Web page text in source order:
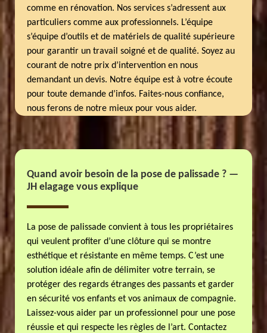
comme en rénovation. Nos services s’adressent aux
particuliers comme aux professionnels. L’équipe
s’équipe d’outils et de matériels de qualité supérieure
pour garantir un travail soigné et de qualité. Soyez au
courant de notre prix d’intervention en nous
demandant un devis. Notre équipe est à votre écoute
pour toute demande d’infos. Faites-nous confiance,
nous ferons de notre mieux pour vous aider.
Quand avoir besoin de la pose de palissade ? —
JH elagage vous explique
La pose de palissade convient à tous les propriétaires
qui veulent profiter d’une clôture qui se montre
esthétique et résistante en même temps. C’est une
solution idéale afin de délimiter votre terrain, se
protéger des regards étranges des passants et garder
en sécurité vos enfants et vos animaux de compagnie.
Laissez-vous aider par un professionnel pour une pose
réussie et qui respecte les règles de l’art. Contactez